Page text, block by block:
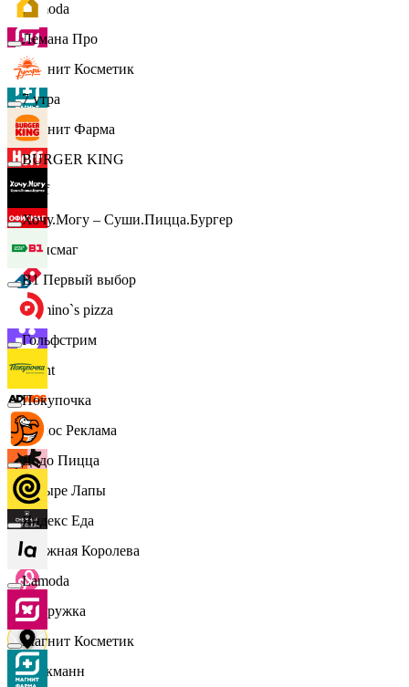
Lamoda
Магнит Косметик
Магнит Фарма
Hoff
Офисмаг
Domino`s pizza
Urent
Эдмос Реклама
Четыре Лапы
Снежная Королева
Подружка
Стокманн
Лемана Про
7 утра
BURGER KING
Хочу.Могу – Суши.Пицца.Бургер
B1 Первый выбор
Гольфстрим
Покупочка
Додо Пицца
Яндекс Еда
Lamoda
Магнит Косметик